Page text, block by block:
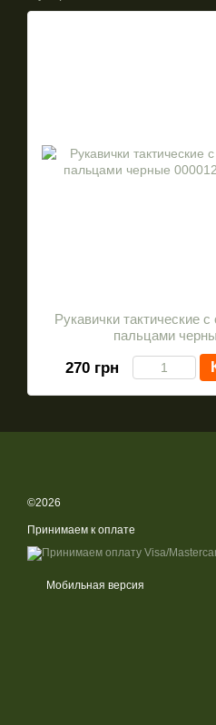
Рукавички тактические
пальцами
270 грн
©2026
Принимаем к оплате
Мобильная версия